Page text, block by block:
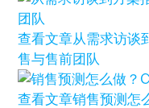
查看文章从需求访谈
售与售前团队
查看文章销售预测怎